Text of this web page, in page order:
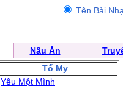
Tên Bài
Nấu Ăn
Tố My
Yêu Một Mình